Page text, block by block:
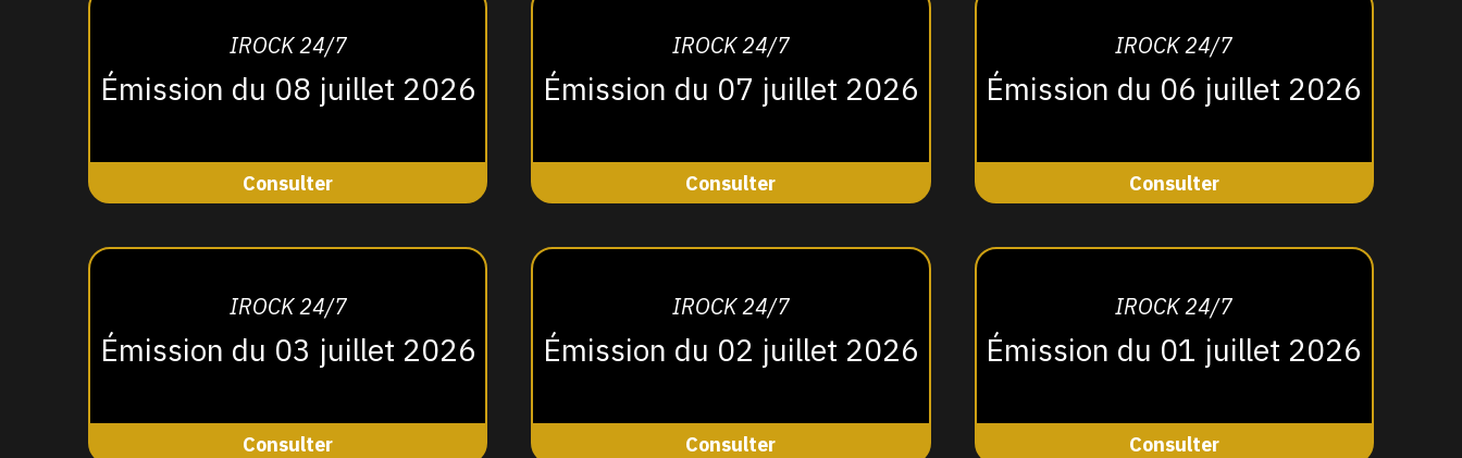
IROCK 24/7
Émission du 08 juillet 2026
Consulter
IROCK 24/7
Émission du 07 juillet 2026
Consulter
IROCK 24/7
Émission du 06 juillet 2026
Consulter
IROCK 24/7
Émission du 03 juillet 2026
Consulter
IROCK 24/7
Émission du 02 juillet 2026
Consulter
IROCK 24/7
Émission du 01 juillet 2026
Consulter